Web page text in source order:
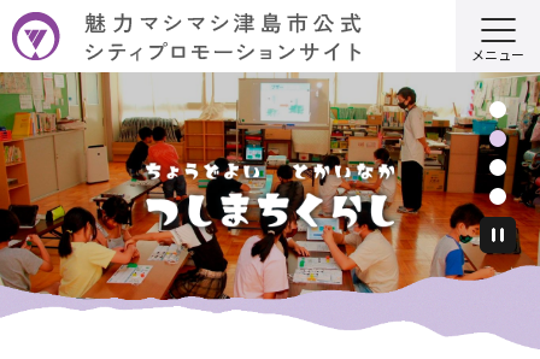
こ
の
ペ
ー
ジ
の
先
頭
で
す
メニュー
本
文
こ
こ
か
ら